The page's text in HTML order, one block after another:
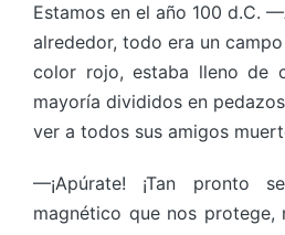
Estamos en el año 100 d.C.
alrededor, todo era un
color rojo, estaba lleno de
mayoría divididos en
ver a todos sus amigos
—¡Apúrate! ¡Tan pronto
magnético que nos protege,